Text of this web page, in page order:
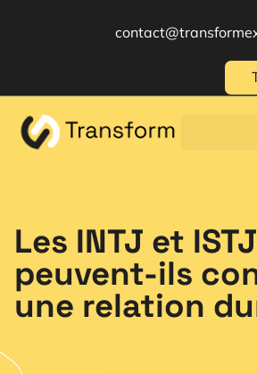
Les INTJ et ISTJ
peuvent-ils
une relation